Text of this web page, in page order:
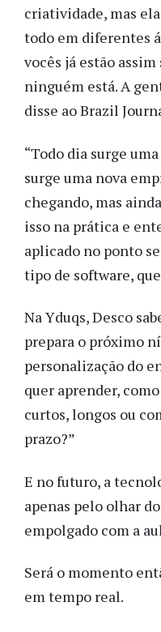
criatividade, mas
todo em diferentes
vocês já estão
ninguém está. A
disse ao Brazil
“Todo dia surge
surge uma nova
chegando, mas
isso na prática e
aplicado no ponto
tipo de software,
Na Yduqs, Desco
prepara o próximo
personalização do
quer aprender,
curtos, longos ou
prazo?”
E no futuro, a
apenas pelo olhar
empolgado com a
Será o momento
em tempo real.